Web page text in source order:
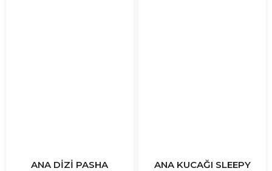
ANA DİZİ PASHA
ANA KUCAĞI SLEEPY